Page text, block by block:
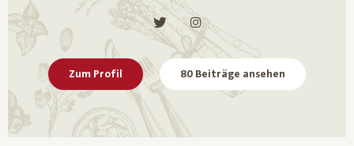
Zum Profil 80 Beiträge ansehen